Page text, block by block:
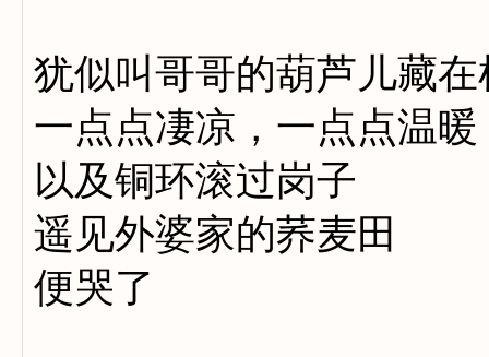
犹似叫哥哥的葫芦儿藏在
一点点凄凉，一点点温暖
以及铜环滚过岗子
遥见外婆家的荞麦田
便哭了